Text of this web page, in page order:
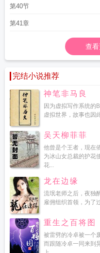
第40节
第41章
查看
完结小说推荐
神笔非马良
因为虚拟写作系统的
虚拟世界，故事也因
吴天柳菲菲
他曾是个王者，现在
为冰山女总裁的护花
花...
龙在边缘
流氓老师之后，夜独
雇佣组织首领，为了
重生之百将图
被雷劈的冷卓被一个
而跟随冷卓一同来到